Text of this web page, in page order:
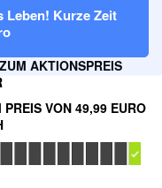
Leben! Kurze Zeit
AKTIONSPREIS
VON 49,99 EURO